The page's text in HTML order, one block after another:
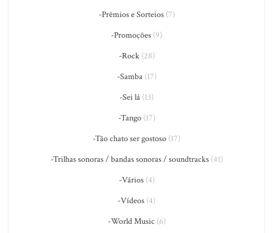
-Prêmios e Sorteios(7)
-Promoções (9)
-Rock(28)
-Samba(17)
-Sei lá (13)
-Tango(17)
-Tão chato ser gostoso (17)
-Trilhas sonoras / bandas sonoras / soundtracks(41)
-Vários(4)
-Vídeos (4)
-World Music (6)